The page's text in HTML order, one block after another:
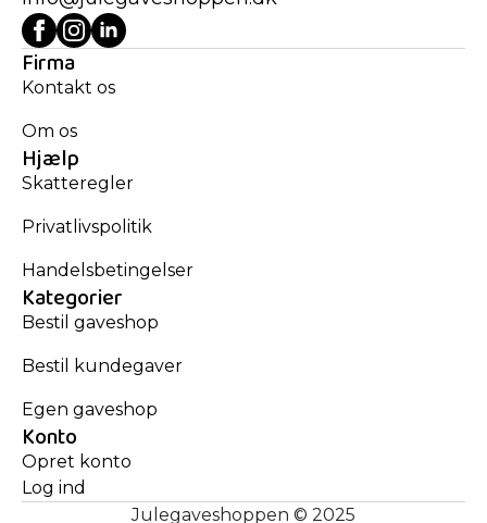
Firma
Kontakt os
Om os
Hjælp
Skatteregler
Privatlivspolitik
Handelsbetingelser
Kategorier
Bestil gaveshop
Bestil kundegaver
Egen gaveshop
Konto
Opret konto
Log ind
Julegaveshoppen © 2025